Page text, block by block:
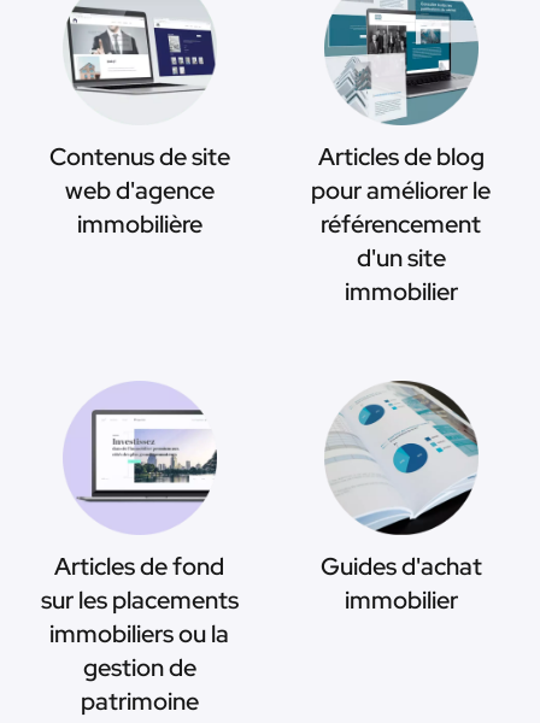
Contenus de site
web d'agence
immobilière
Articles de blog
pour améliorer le
référencement
d'un site
immobilier
Articles de fond
sur les placements
immobiliers ou la
gestion de
patrimoine
Guides d'achat
immobilier